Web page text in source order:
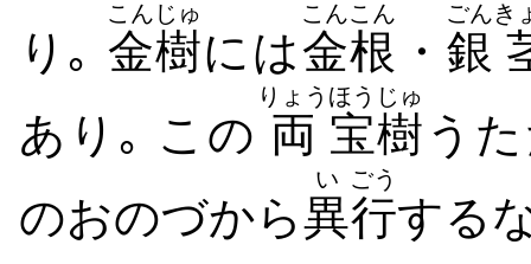
り｡ 金
こん
樹
じゅ
には金
こん
根
こん
・ 銀
ごんき
あり｡ この 両
りょう
宝
ほう
樹
じゅ
う
のおのづから異
い
行
ごう
する